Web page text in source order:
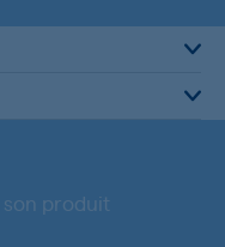
produit